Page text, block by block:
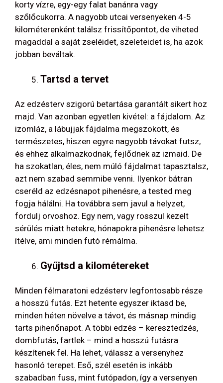
korty vízre, egy-egy falat banánra vagy
szőlőcukorra. A nagyobb utcai versenyeken 4-5
kilométerenként találsz frissítőpontot, de viheted
magaddal a saját zseléidet, szeleteidet is, ha azok
jobban beváltak.
Tartsd a tervet
Az edzésterv szigorú betartása garantált sikert hoz
majd. Van azonban egyetlen kivétel: a fájdalom. Az
izomláz, a lábujjak fájdalma megszokott, és
természetes, hiszen egyre nagyobb távokat futsz,
és ehhez alkalmazkodnak, fejlődnek az izmaid. De
ha szokatlan, éles, nem múló fájdalmat tapasztalsz,
azt nem szabad semmibe venni. Ilyenkor bátran
cseréld az edzésnapot pihenésre, a tested meg
fogja hálálni. Ha továbbra sem javul a helyzet,
fordulj orvoshoz. Egy nem, vagy rosszul kezelt
sérülés miatt hetekre, hónapokra pihenésre lehetsz
ítélve, ami minden futó rémálma.
Gyűjtsd a kilométereket
Minden félmaratoni edzésterv legfontosabb része
a hosszú futás. Ezt hetente egyszer iktasd be,
minden héten növelve a távot, és másnap mindig
tarts pihenőnapot. A többi edzés – keresztedzés,
dombfutás, fartlek – mind a hosszú futásra
készítenek fel. Ha lehet, válassz a versenyhez
hasonló terepet. Eső, szél esetén is inkább
szabadban fuss, mint futópadon, így a versenyen